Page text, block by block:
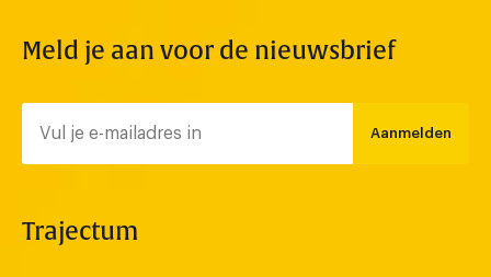
Meld je aan voor de nieuwsbrief
Aanmelden
Trajectum